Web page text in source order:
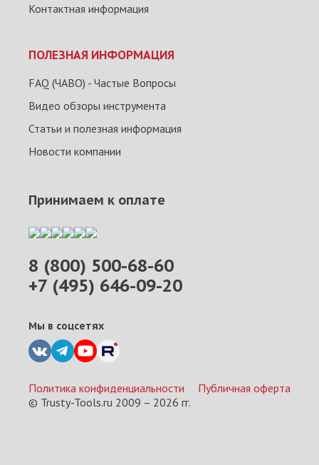
Контактная информация
ПОЛЕЗНАЯ ИНФОРМАЦИЯ
FAQ (ЧАВО) - Частые Вопросы
Видео обзоры инструмента
Статьи и полезная информация
Новости компании
8 (800) 500-68-60
+7 (495) 646-09-20
Мы в соцсетях
Принимаем к оплате
Политика конфиденциальности
Публичная оферта
© Trusty-Tools.ru 2009 – 2026 гг.